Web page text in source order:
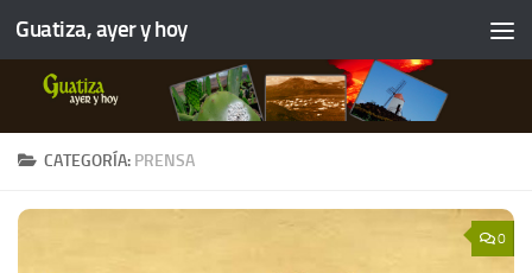
Guatiza, ayer y hoy
CATEGORÍA: PRENSA
0